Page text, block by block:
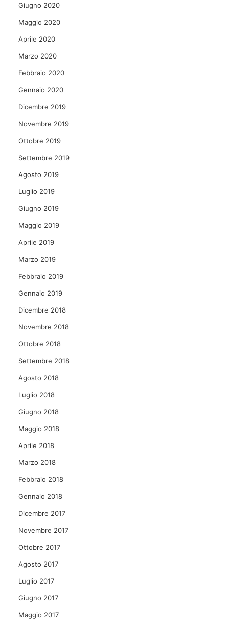
Giugno 2020
Maggio 2020
Aprile 2020
Marzo 2020
Febbraio 2020
Gennaio 2020
Dicembre 2019
Novembre 2019
Ottobre 2019
Settembre 2019
Agosto 2019
Luglio 2019
Giugno 2019
Maggio 2019
Aprile 2019
Marzo 2019
Febbraio 2019
Gennaio 2019
Dicembre 2018
Novembre 2018
Ottobre 2018
Settembre 2018
Agosto 2018
Luglio 2018
Giugno 2018
Maggio 2018
Aprile 2018
Marzo 2018
Febbraio 2018
Gennaio 2018
Dicembre 2017
Novembre 2017
Ottobre 2017
Agosto 2017
Luglio 2017
Giugno 2017
Maggio 2017